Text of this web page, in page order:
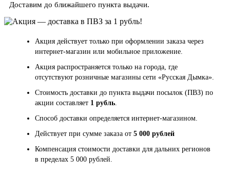
Доставим до ближайшего пункта выдачи.
Акция действует только при оформлении заказа через
интернет-магазин или мобильное приложение.
Акция распространяется только на города, где
отсутствуют розничные магазины сети «Русская Дымка».
Стоимость доставки до пункта выдачи посылок (ПВЗ) по
акции составляет 1 рубль.
Способ доставки определяется интернет-магазином.
Действует при сумме заказа от 5 000 рублей
Компенсация стоимости доставки для дальних регионов
в пределах 5 000 рублей.